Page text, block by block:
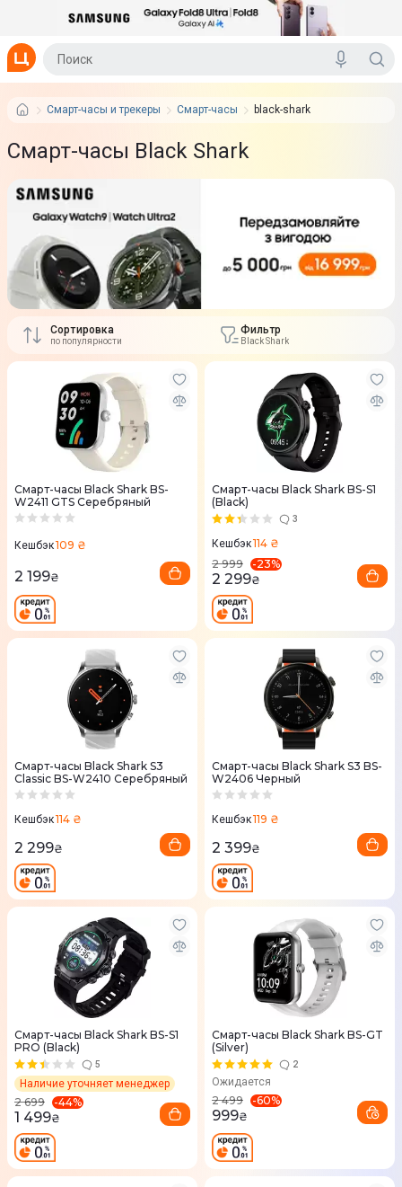
Смарт-часы и трекеры Смарт-часы black-shark
Смарт-часы Black Shark
Сортировка
по популярности
Фильтр
Black Shark
Смарт-часы Black Shark BS-
W2411 GTS Серебряный
Кешбэк109 ₴
2 199₴
Смарт-часы Black Shark BS-S1
(Black)
3
Кешбэк114 ₴
2 999
-23%
2 299₴
Смарт-часы Black Shark S3
Classic BS-W2410 Серебряный
Кешбэк114 ₴
2 299₴
Смарт-часы Black Shark S3 BS-
W2406 Черный
Кешбэк119 ₴
2 399₴
Смарт-часы Black Shark BS-S1
PRO (Black)
5
Наличие уточняет менеджер
2 699 -44%
1 499₴
Смарт-часы Black Shark BS-GT
(Silver)
2
Ожидается
2 499 -60%
999₴